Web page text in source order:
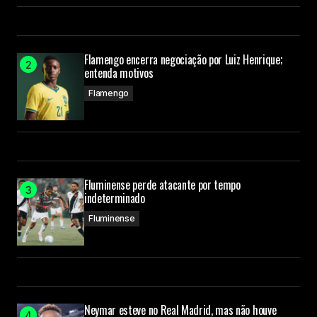
Flamengo encerra negociação por Luiz Henrique;
entenda motivos
Flamengo
Fluminense perde atacante por tempo
indeterminado
Fluminense
Neymar esteve no Real Madrid, mas não houve